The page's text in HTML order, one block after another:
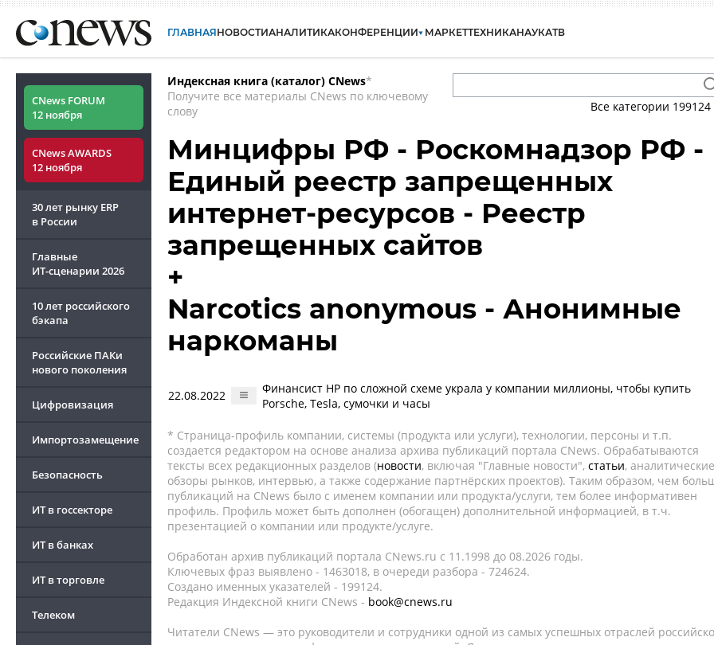
ГЛАВНАЯНОВОСТИАНАЛИТИКАКОНФЕРЕНЦИИ МАРКЕТТЕХНИКАНАУКАТВ
CNews FORUM
12 ноября
CNews AWARDS
12 ноября
30 лет рынку ERP
в России
Главные
ИТ-сценарии 2026
10 лет российского
бэкапа
Российские ПАКи
нового поколения
Цифровизация
Импортозамещение
Безопасность
ИТ в госсекторе
ИТ в банках
ИТ в торговле
Телеком
Индексная книга (каталог) CNews*
Получите все материалы CNews по ключевому
слову
Все категории 199124
Минцифры РФ - Роскомнадзор РФ -
Единый реестр запрещенных
интернет-ресурсов - Реестр
запрещенных сайтов
+
Narcotics anonymous - Анонимные
наркоманы
22.08.2022
Финансист HP по сложной схеме украла у компании миллионы, чтобы купить
Porsсhe, Tesla, сумочки и часы
* Страница-профиль компании, системы (продукта или услуги), технологии, персоны и т.п.
создается редактором на основе анализа архива публикаций портала CNews. Обрабатываются
тексты всех редакционных разделов (новости, включая "Главные новости", статьи, аналитические
обзоры рынков, интервью, а также содержание партнёрских проектов). Таким образом, чем
публикаций на CNews было с именем компании или продукта/услуги, тем более информативен
профиль. Профиль может быть дополнен (обогащен) дополнительной информацией, в т.ч.
презентацией о компании или продукте/услуге.
Обработан архив публикаций портала CNews.ru c 11.1998 до 08.2026 годы.
Ключевых фраз выявлено - 1463018, в очереди разбора - 724624.
Создано именных указателей - 199124.
Редакция Индексной книги CNews - book@cnews.ru
Читатели CNews — это руководители и сотрудники одной из самых успешных отраслей